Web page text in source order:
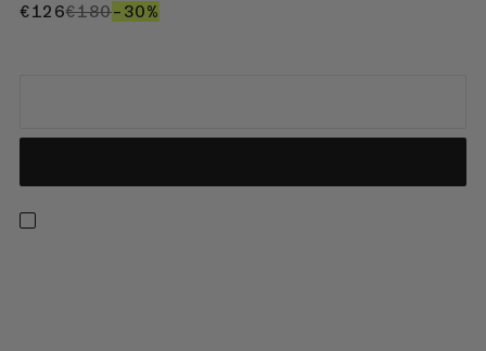
€126€126
€180€180
–30%